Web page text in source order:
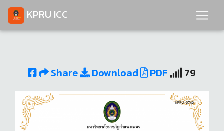
KPRU ICC
Share Download PDF 79